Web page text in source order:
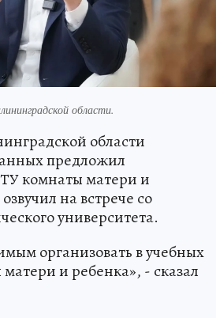
области.
области
предложил
комнаты матери и
на встрече со
университета.
организовать в учебных
и ребенка», - сказал